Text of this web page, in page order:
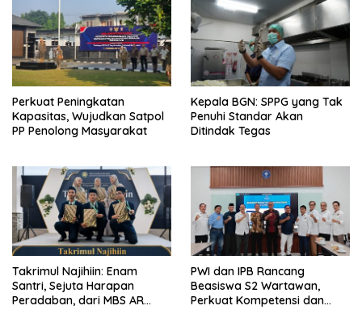
Perkuat Peningkatan
Kapasitas, Wujudkan Satpol
PP Penolong Masyarakat
Kepala BGN: SPPG yang Tak
Penuhi Standar Akan
Ditindak Tegas
Takrimul Najihiin: Enam
Santri, Sejuta Harapan
Peradaban, dari MBS AR
PWI dan IPB Rancang
Beasiswa S2 Wartawan,
Perkuat Kompetensi dan